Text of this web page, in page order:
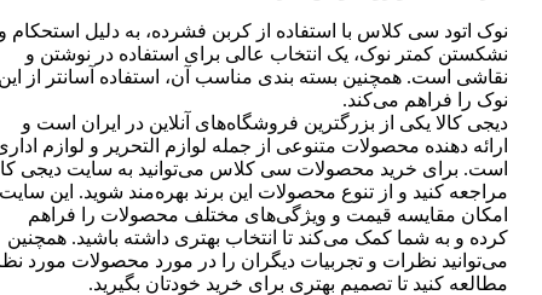
نوک اتود سی کلاس با استفاده از کربن فشرده، به دلیل استحکام
نشکستن کمتر نوک، یک انتخاب عالی برای استفاده در نوشتن و
نقاشی است. همچنین بسته بندی مناسب آن، استفاده آسانتر از
نوک را فراهم می‌کند.
دیجی کالا یکی از بزرگترین فروشگاه‌های آنلاین در ایران است و
ارائه دهنده محصولات متنوعی از جمله لوازم التحریر و لوازم
است. برای خرید محصولات سی کلاس می‌توانید به سایت دیجی
مراجعه کنید و از تنوع محصولات این برند بهره‌مند شوید. این سایت
امکان مقایسه قیمت و ویژگی‌های مختلف محصولات را فراهم
کرده و به شما کمک می‌کند تا انتخاب بهتری داشته باشید. همچنین
می‌توانید نظرات و تجربیات دیگران را در مورد محصولات مورد
مطالعه کنید تا تصمیم بهتری برای خرید خودتان بگیرید.